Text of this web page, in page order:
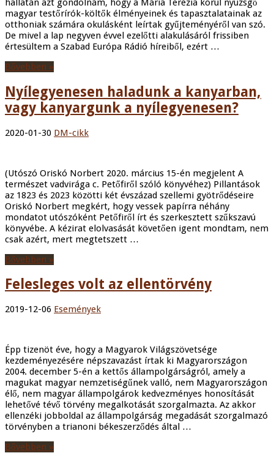
hallatán azt gondolnám, hogy a Mária Terézia körül nyüzsgő
magyar testőrírók-költők élményeinek és tapasztalatainak az
otthoniak számára okulásként leírtak gyűjteményéről van szó.
De mivel a lap negyven évvel ezelőtti alakulásáról frissiben
értesültem a Szabad Európa Rádió híreiből, ezért …
Bővebben »
Nyílegyenesen haladunk a kanyarban,
vagy kanyargunk a nyílegyenesen?
2020-01-30 DM-cikk
(Utószó Oriskó Norbert 2020. március 15-én megjelent A
természet vadvirága c. Petőfiről szóló könyvéhez) Pillantások
az 1823 és 2023 közötti két évszázad szellemi gyötrődéseire
Oriskó Norbert megkért, hogy vessek papírra néhány
mondatot utószóként Petőfiről írt és szerkesztett szűkszavú
könyvébe. A kézirat elolvasását követően igent mondtam, nem
csak azért, mert megtetszett …
Bővebben »
Felesleges volt az ellentörvény
2019-12-06 Események
Épp tizenöt éve, hogy a Magyarok Világszövetsége
kezdeményezésére népszavazást írtak ki Magyarországon
2004. december 5-én a kettős állampolgárságról, amely a
magukat magyar nemzetiségűnek valló, nem Magyarországon
élő, nem magyar állampolgárok kedvezményes honosítását
lehetővé tévő törvény megalkotását szorgalmazta. Az akkor
ellenzéki jobboldal az állampolgárság megadását szorgalmazó
törvényben a trianoni békeszerződés által …
Bővebben »